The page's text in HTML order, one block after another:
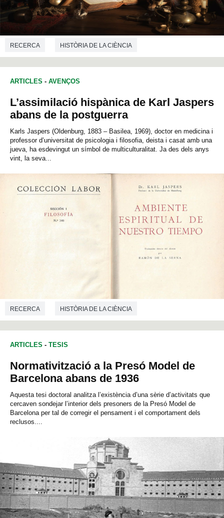
RECERCA HISTÒRIA DE LA CIÈNCIA
CIÈNCIES DE L'EDUCACIÓ
ARTICLES - AVENÇOS
L’assimilació hispànica de Karl Jaspers
abans de la postguerra
Karls Jaspers (Oldenburg, 1883 – Basilea, 1969), doctor en medicina i
professor d’universitat de psicologia i filosofia, deista i casat amb una
jueva, ha esdevingut un símbol de multiculturalitat. Ja des dels anys
vint, la seva...
RECERCA HISTÒRIA DE LA CIÈNCIA
ARTICLES - TESIS
Normativització a la Presó Model de
Barcelona abans de 1936
Aquesta tesi doctoral analitza l’existència d’una sèrie d’activitats que
cercaven sondejar l’interior dels presoners de la Presó Model de
Barcelona per tal de corregir el pensament i el comportament dels
reclusos....